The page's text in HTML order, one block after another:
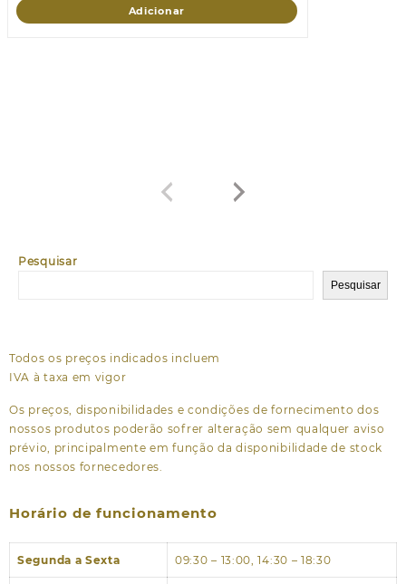
Pesquisar
Pesquisar
Adicionar
Todos os preços indicados incluem
IVA à taxa em vigor
Os preços, disponibilidades e condições de fornecimento dos
nossos produtos poderão sofrer alteração sem qualquer aviso
prévio, principalmente em função da disponibilidade de stock
nos nossos fornecedores.
Horário de funcionamento
Segunda a Sexta 09:30 – 13:00, 14:30 – 18:30